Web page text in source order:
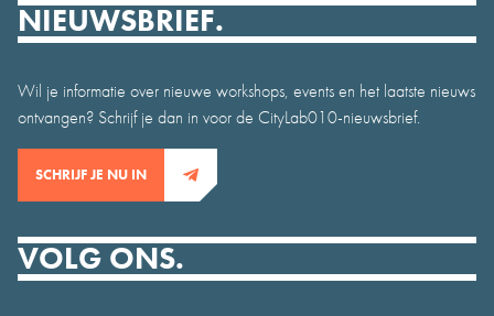
NIEUWSBRIEF.
Wil je informatie over nieuwe workshops, events en het laatste nieuws
ontvangen? Schrijf je dan in voor de CityLab010-nieuwsbrief.
SCHRIJF JE NU IN
VOLG ONS.